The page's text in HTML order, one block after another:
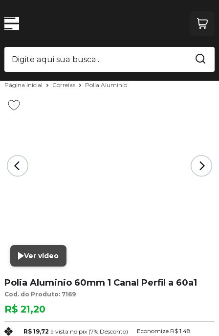
Página Inicial Correias Polia Aluminio
Ver vídeo
Polia Aluminio 60mm 1 Canal Perfil a 60a1
Cod. do Produto: 7169
R$ 21,20
R$ 19,72 à vista no pix (7% Desconto) Economize R$ 1,48